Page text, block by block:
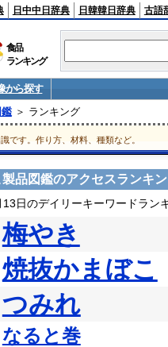
日中中日辞典 日韓韓日辞典 古語
食品
ランキング
から探す
＞ ランキング
です。作り方、材料、種類など。
品図鑑のアクセスランキ
13日のデイリーキーワードラン
梅やき
焼抜かまぼこ
つみれ
なると巻